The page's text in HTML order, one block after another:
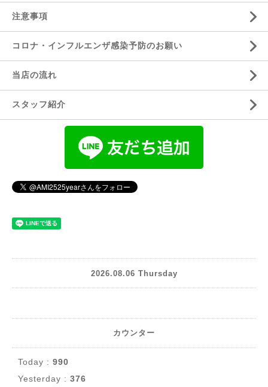
注意事項
コロナ・インフルエンザ感染予防のお願い
当店の流れ
スタッフ紹介
2026.08.06 Thursday
カウンター
Today : 990
Yesterday : 376